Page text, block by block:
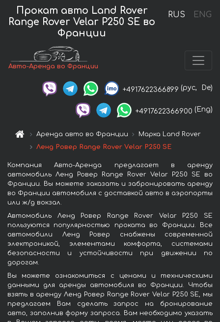
RUS ENG
Прокат авто Land Rover
Range Rover Velar P250 SE во
Франции
Авто-Аренда во Франции
+4917622366899 (рус, De)
+4917622366900 (Eng)
Аренда авто во Франции
Марка Land Rover
Ленд Ровер Range Rover Velar P250 SE
Компания Авто-Аренда предлагает в аренду
автомобиль Ленд Ровер Range Rover Velar P250 SE во
Франции. Вы можете заказать и забронировать аренду
во Франции автомобиля с доставкой авто в аэропорты
или ж/д вокзал.
Автомобиль Ленд Ровер Range Rover Velar P250 SE
пользуются популярностью проката во Франции. Все
автомобили Ленд Ровер снабжены современной
электроникой, элементами комфорта, системами
безопасности и устойчивости при движении по
дорогам.
Вы можете ознакомиться с ценами и техническими
данными для аренды автомобиля во Франции. Чтобы
взять в аренду Ленд Ровер Range Rover Velar P250 SE, мы
предлагаем Вам сделать запрос на бронирование
авто, заполнив форму запроса. Вам необходимо указать